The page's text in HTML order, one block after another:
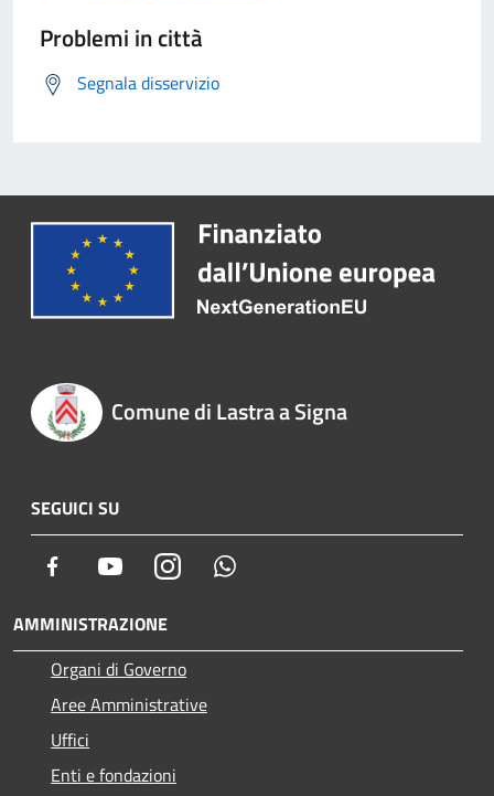
Problemi in città
Segnala disservizio
Comune di Lastra a Signa
SEGUICI SU
Facebook YoutubeInstagram
AMMINISTRAZIONE
Organi di Governo
Aree Amministrative
Uffici
Enti e fondazioni